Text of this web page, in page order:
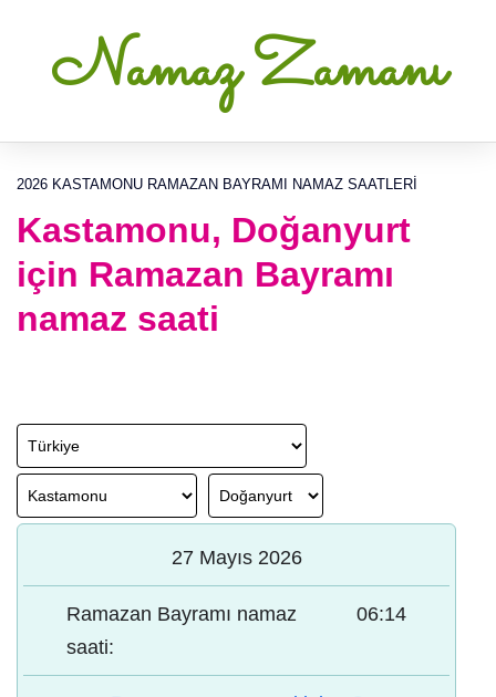
Namaz Zamanı
2026 KASTAMONU RAMAZAN BAYRAMI NAMAZ SAATLERI
Kastamonu, Doğanyurt
için Ramazan Bayramı
namaz saati
27 Mayıs 2026
Ramazan Bayramı namaz
saati:
06:14